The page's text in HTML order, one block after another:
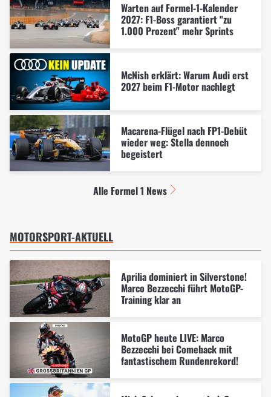
Warten auf Formel-1-Kalender
2027: F1-Boss garantiert "zu
1.000 Prozent" mehr Sprints
McNish erklärt: Warum Audi erst
2027 beim F1-Motor nachlegt
Macarena-Flügel nach FP1-Debüt
wieder weg: Stella dennoch
begeistert
Alle Formel 1 News
MOTORSPORT-AKTUELL
Aprilia dominiert in Silverstone!
Marco Bezzecchi führt MotoGP-
Training klar an
MotoGP heute LIVE: Marco
Bezzecchi bei Comeback mit
fantastischem Rundenrekord!